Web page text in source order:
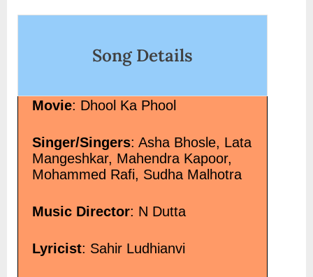
</p>
on
Song Details
Movie: Dhool Ka Phool
Singer/Singers: Asha Bhosle, Lata
Mangeshkar, Mahendra Kapoor,
Mohammed Rafi, Sudha Malhotra
Music Director: N Dutta
Lyricist: Sahir Ludhianvi